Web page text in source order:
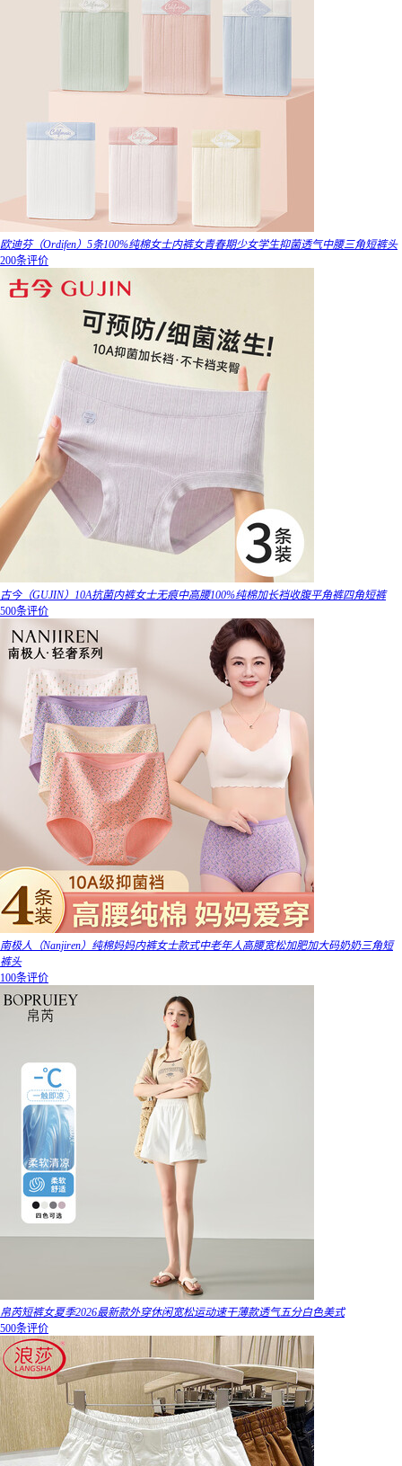
欧迪芬（Ordifen）5条100%纯棉女士内裤女青春期少女学生抑菌透气中腰三角短裤头
200条评价
古今（GUJIN）10A抗菌内裤女士无痕中高腰100%纯棉加长裆收腹平角裤四角短裤
500条评价
南极人（Nanjiren）纯棉妈妈内裤女士款式中老年人高腰宽松加肥加大码奶奶三角短
裤头
100条评价
帛芮短裤女夏季2026最新款外穿休闲宽松运动速干薄款透气五分白色美式
500条评价